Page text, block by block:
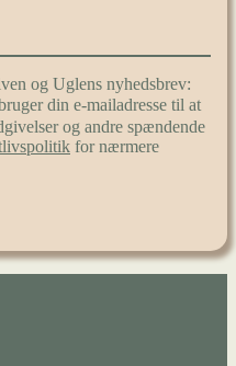
og Uglens nyhedsbrev:
din e-mailadresse til at
og andre spændende
for nærmere